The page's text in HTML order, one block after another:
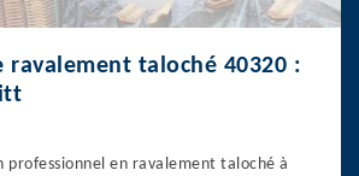
ravalement taloché 40320 :
professionnel en ravalement taloché à